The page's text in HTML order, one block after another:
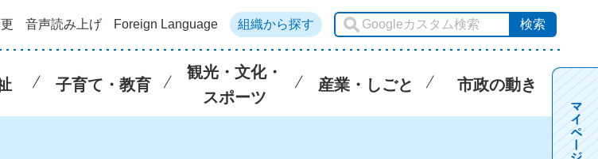
音声読み上げ Foreign Language 組織から探す
子育て・教育
観光・文化・
スポーツ
産業・しごと 市政の動き